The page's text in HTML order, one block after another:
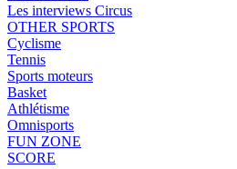
Les interviews Circus
OTHER SPORTS
Cyclisme
Tennis
Sports moteurs
Basket
Athlétisme
Omnisports
FUN ZONE
SCORE